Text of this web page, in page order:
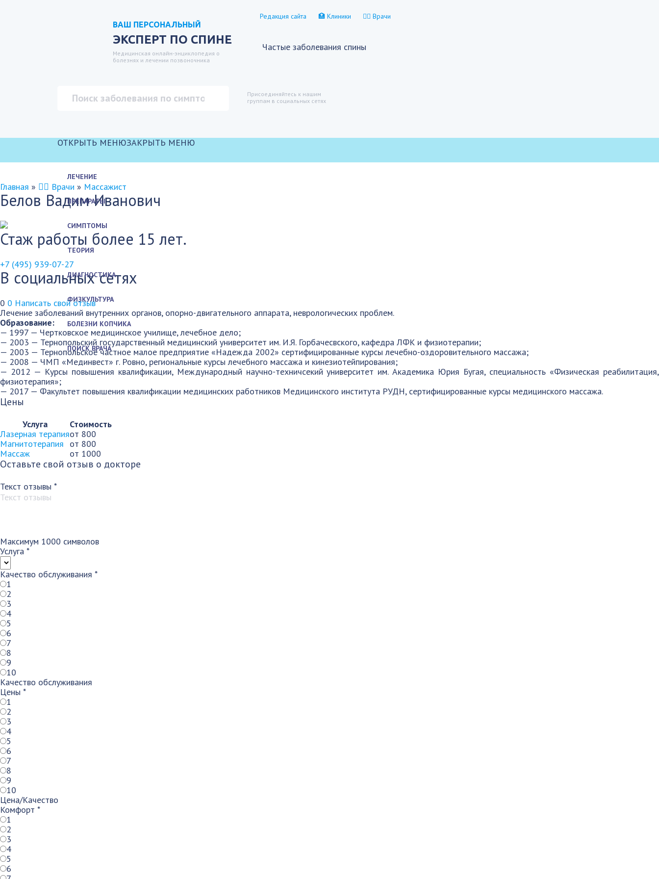
ВАШ ПЕРСОНАЛЬНЫЙ
ЭКСПЕРТ ПО СПИНЕ
Медицинская онлайн-энциклопедия о
болезнях и лечении позвоночника
Редакция сайта 🏥 Клиники 👨‍⚕️ Врачи
Частые заболевания спины
Присоединяйтесь к нашим
группам в социальных сетях
ОТКРЫТЬ МЕНЮЗАКРЫТЬ МЕНЮ
ЛЕЧЕНИЕ
ПРЕПАРАТЫ
СИМПТОМЫ
ТЕОРИЯ
ДИАГНОСТИКА
ФИЗКУЛЬТУРА
БОЛЕЗНИ КОПЧИКА
ПОИСК ВРАЧА
Главная » 👨‍⚕️ Врачи » Массажист
Белов Вадим Иванович
Стаж работы более 15 лет.
+7 (495) 939-07-27
В социальных сетях
0 0 Написать свой отзыв
Лечение заболеваний внутренних органов, опорно-двигательного аппарата, неврологических проблем.
Образование:
— 1997 — Чертковское медицинское училище, лечебное дело;
— 2003 — Тернопольский государственный медицинский университет им. И.Я. Горбачесвского, кафедра ЛФК и физиотерапии;
— 2003 — Тернопольское частное малое предприятие «Надежда 2002» сертифицированные курсы лечебно-оздоровительного массажа;
— 2008 — ЧМП «Мединвест» г. Ровно, региональные курсы лечебного массажа и кинезиотейпирования;
— 2012 — Курсы повышения квалификации, Международный научно-техничсекий университет им. Академика Юрия Бугая, специальность «Физическая реабилитация,
физиотерапия»;
— 2017 — Факультет повышения квалификации медицинских работников Медицинского института РУДН, сертифицированные курсы медицинского массажа.
Цены
Услуга
Стоимость
Лазерная терапияот 800
Магнитотерапия
от 800
Массаж
от 1000
Оставьте свой отзыв о докторе
Текст отзывы *
Максимум 1000 символов
Услуга *
Качество обслуживания *
1
2
3
4
5
6
7
8
9
10
Качество обслуживания
Цены *
1
2
3
4
5
6
7
8
9
10
Цена/Качество
Комфорт *
1
2
3
4
5
6